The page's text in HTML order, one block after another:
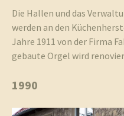
Die Hallen und das
werden an den
Jahre 1911 von der Firma
gebaute Orgel wird
1990